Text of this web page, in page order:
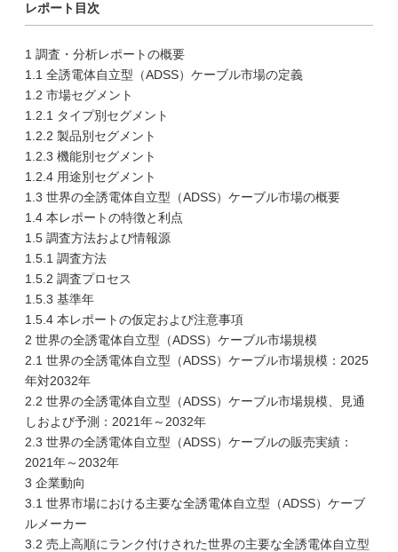
レポート目次
1 調査・分析レポートの概要
1.1 全誘電体自立型（ADSS）ケーブル市場の定義
1.2 市場セグメント
1.2.1 タイプ別セグメント
1.2.2 製品別セグメント
1.2.3 機能別セグメント
1.2.4 用途別セグメント
1.3 世界の全誘電体自立型（ADSS）ケーブル市場の概要
1.4 本レポートの特徴と利点
1.5 調査方法および情報源
1.5.1 調査方法
1.5.2 調査プロセス
1.5.3 基準年
1.5.4 本レポートの仮定および注意事項
2 世界の全誘電体自立型（ADSS）ケーブル市場規模
2.1 世界の全誘電体自立型（ADSS）ケーブル市場規模：2025
年対2032年
2.2 世界の全誘電体自立型（ADSS）ケーブル市場規模、見通
しおよび予測：2021年～2032年
2.3 世界の全誘電体自立型（ADSS）ケーブルの販売実績：
2021年～2032年
3 企業動向
3.1 世界市場における主要な全誘電体自立型（ADSS）ケーブ
ルメーカー
3.2 売上高順にランク付けされた世界の主要な全誘電体自立型